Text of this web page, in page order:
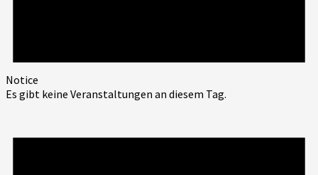
Notice
Es gibt keine Veranstaltungen an diesem Tag.